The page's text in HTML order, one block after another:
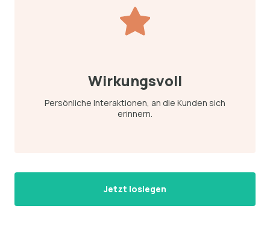
Wirkungsvoll
Persönliche Interaktionen, an die Kunden sich
erinnern.
Jetzt loslegen